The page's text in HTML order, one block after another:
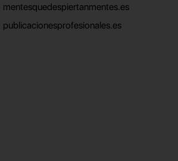
mentesquedespiertanmentes.es
publicacionesprofesionales.es